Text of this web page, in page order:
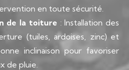
en toute sécurité.
de la toiture : Installation des
(tuiles, ardoises, zinc) et
inclinaison pour favoriser
de pluie.